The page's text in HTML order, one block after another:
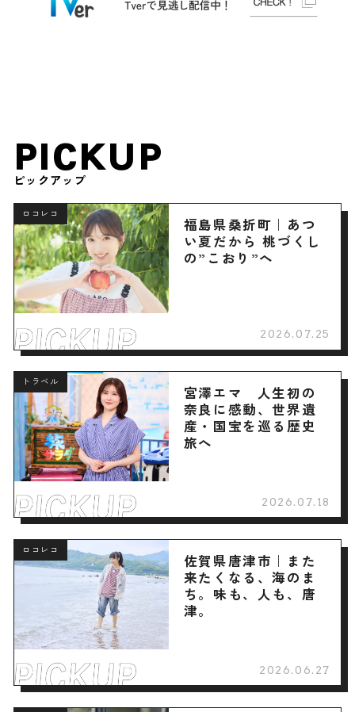
PICKUP
ピックアップ
ロコレコ
福島県桑折町｜あつ
い夏だから 桃づくし
の”こおり”へ
2026.07.25
トラベル
宮澤エマ 人生初の
奈良に感動、世界遺
産・国宝を巡る歴史
旅へ
2026.07.18
ロコレコ
佐賀県唐津市｜また
来たくなる、海のま
ち。味も、人も、唐
津。
2026.06.27